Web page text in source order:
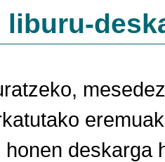
liburu-
honen deskarga